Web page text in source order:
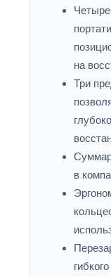
на
Три
в